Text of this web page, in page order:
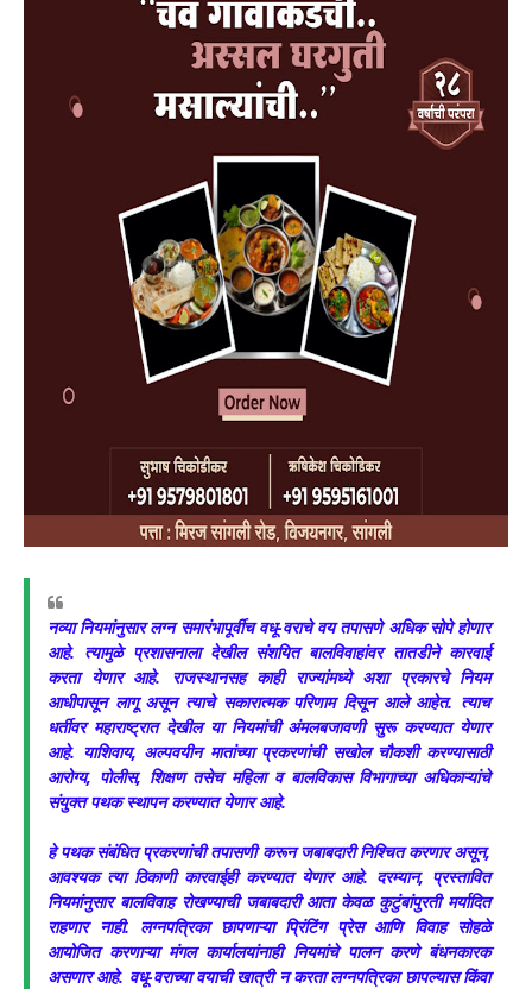
नव्या नियमांनुसार लग्न समारंभापूर्वीच वधू-वराचे वय तपासणे अधिक सोपे होणार
आहे. त्यामुळे प्रशासनाला देखील संशयित बालविवाहांवर तातडीने कारवाई
करता येणार आहे. राजस्थानसह काही राज्यांमध्ये अशा प्रकारचे नियम
आधीपासून लागू असून त्याचे सकारात्मक परिणाम दिसून आले आहेत. त्याच
धर्तीवर महाराष्ट्रात देखील या नियमांची अंमलबजावणी सुरू करण्यात येणार
आहे. याशिवाय, अल्पवयीन मातांच्या प्रकरणांची सखोल चौकशी करण्यासाठी
आरोग्य, पोलीस, शिक्षण तसेच महिला व बालविकास विभागाच्या अधिकाऱ्यांचे
संयुक्त पथक स्थापन करण्यात येणार आहे.
हे पथक संबंधित प्रकरणांची तपासणी करून जबाबदारी निश्चित करणार असून,
आवश्यक त्या ठिकाणी कारवाईही करण्यात येणार आहे. दरम्यान, प्रस्तावित
नियमांनुसार बालविवाह रोखण्याची जबाबदारी आता केवळ कुटुंबांपुरती मर्यादित
राहणार नाही. लग्नपत्रिका छापणाऱ्या प्रिंटिंग प्रेस आणि विवाह सोहळे
आयोजित करणाऱ्या मंगल कार्यालयांनाही नियमांचे पालन करणे बंधनकारक
असणार आहे. वधू-वराच्या वयाची खात्री न करता लग्नपत्रिका छापल्यास किंवा